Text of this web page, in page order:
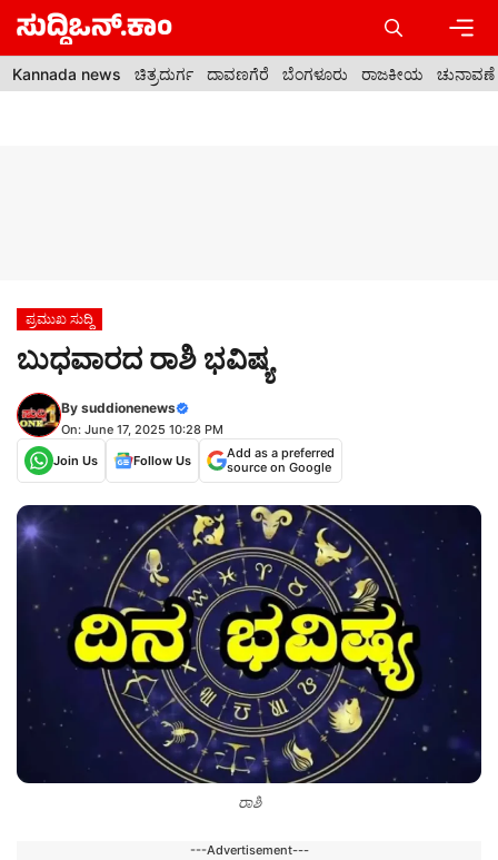
Skip
content
Kannada news ಚಿತ್ರದುರ್ಗ ದಾವಣಗೆರೆ ಬೆಂಗಳೂರು ರಾಜಕೀಯ ಚುನಾವಣೆ
ಪ್ರಮುಖ ಸುದ್ದಿ
ಬುಧವಾರದ ರಾಶಿ ಭವಿಷ್ಯ
By suddionenews
On: June 17, 2025 10:28 PM
Join Us
Follow Us
Add as a preferred
source on Google
ರಾಶಿ
---Advertisement---